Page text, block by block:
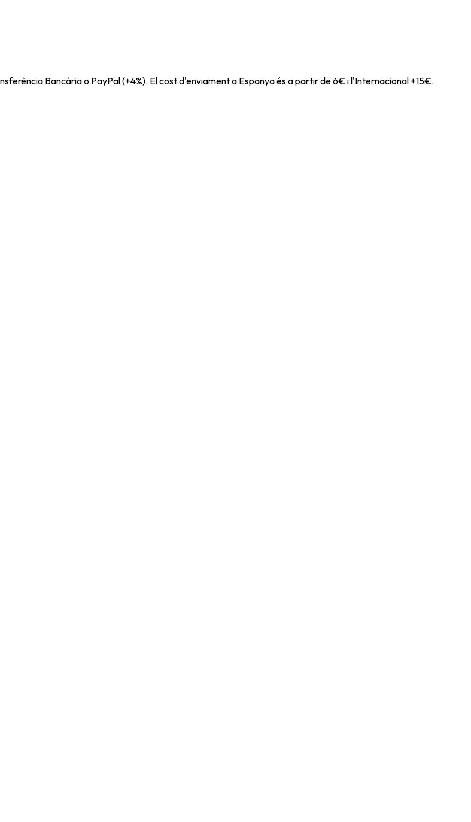
Bancària o PayPal (+4%). El cost d'enviament a Espanya és a partir de 6€ i l'Internacional +15€.